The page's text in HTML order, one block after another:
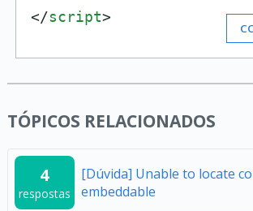
</script>
TÓPICOS RELACIONADOS
4
respostas
[Dúvida] Unable to locate
embeddable